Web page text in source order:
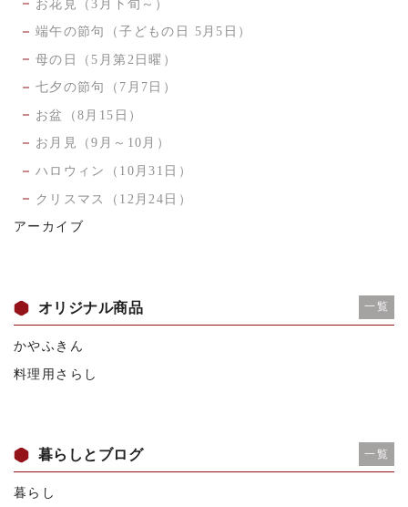
お花見（3月下旬～）
端午の節句（子どもの日 5月5日）
母の日（5月第2日曜）
七夕の節句（7月7日）
お盆（8月15日）
お月見（9月～10月）
ハロウィン（10月31日）
クリスマス（12月24日）
アーカイブ
オリジナル商品 一覧
かやふきん
料理用さらし
暮らしとブログ 一覧
暮らし